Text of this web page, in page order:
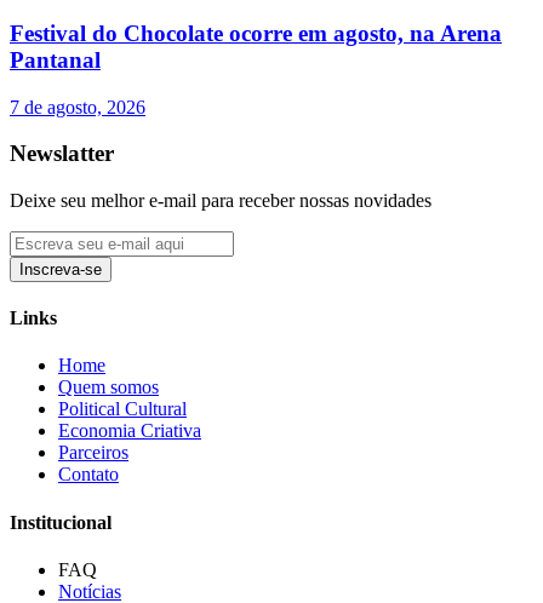
Festival do Chocolate ocorre em agosto, na Arena
Pantanal
7 de agosto, 2026
Newslatter
Deixe seu melhor e-mail para receber nossas novidades
Inscreva-se
Links
Home
Quem somos
Political Cultural
Economia Criativa
Parceiros
Contato
Institucional
FAQ
Notícias